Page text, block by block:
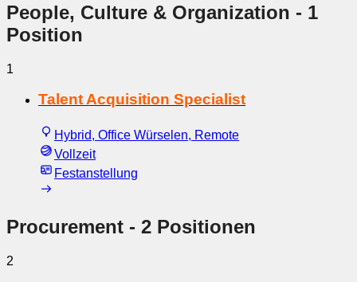
People, Culture & Organization - 1
Position
1
Talent Acquisition Specialist
Hybrid, Office Würselen, Remote
Vollzeit
Festanstellung
Procurement - 2 Positionen
2